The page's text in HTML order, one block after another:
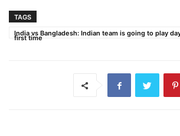
TAGS
India vs Bangladesh: Indian team is going to play
first time